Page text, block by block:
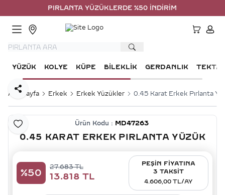
PIRLANTA YÜZÜKLERDE %50 İNDİRİM
YÜZÜK KOLYE KÜPE BILEKLIK GERDANLIK TEKTAŞ
Ana Sayfa Erkek Erkek Yüzükler 0.45 Karat Erkek Pırlanta
Favoriye Ekle
Paylaş
Ürün Kodu : MD47263
0.45 KARAT ERKEK PIRLANTA YÜZÜK
%50
27.683TL
13.818 TL
PEŞİN FİYATINA
3 TAKSİT
4.606,00 TL/AY